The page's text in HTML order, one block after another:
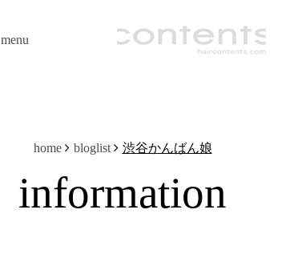
menu
home bloglist 渋谷かんばん娘
information